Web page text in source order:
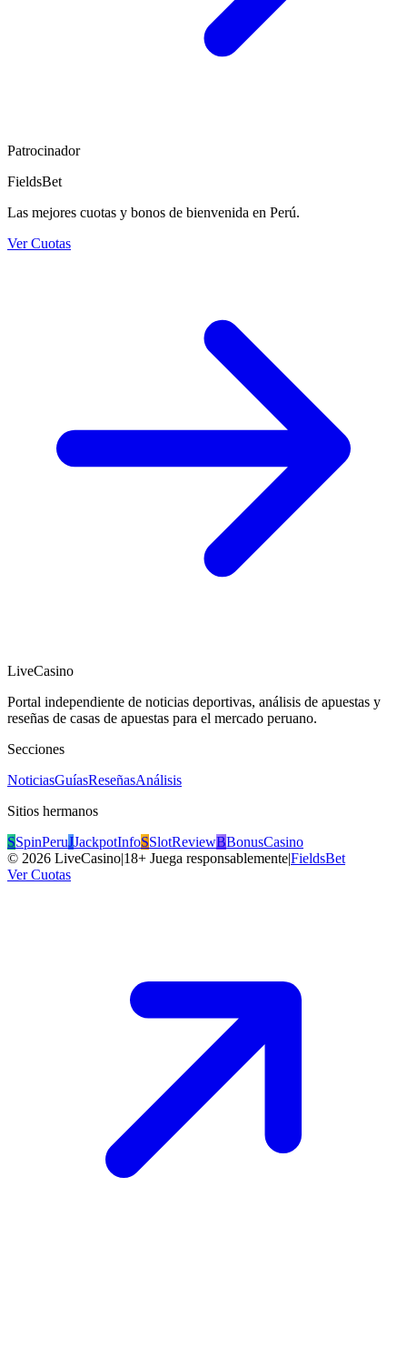
Patrocinador
FieldsBet
Las mejores cuotas y bonos de bienvenida en Perú.
Ver Cuotas
LiveCasino
Portal independiente de noticias deportivas, análisis de apuestas y
reseñas de casas de apuestas para el mercado peruano.
Secciones
NoticiasGuíasReseñasAnálisis
Sitios hermanos
SSpinPeruJJackpotInfoSSlotReviewBBonusCasino
© 2026 LiveCasino|18+ Juega responsablemente|FieldsBet
Ver Cuotas